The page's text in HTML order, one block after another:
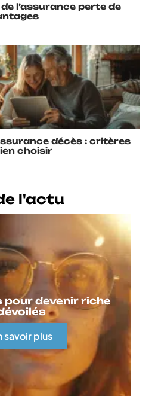
l’assurance perte de
décès : critères
choisir
l'actu
pour devenir riche
savoir plus